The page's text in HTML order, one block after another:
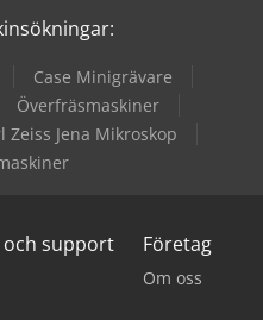
Case Minigrävare
Överfräsmaskiner
Zeiss Jena Mikroskop
och support Företag
Om oss